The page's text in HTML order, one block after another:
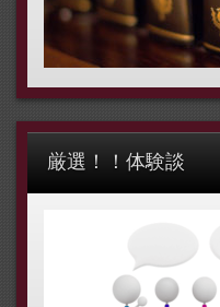
厳選！！体験談